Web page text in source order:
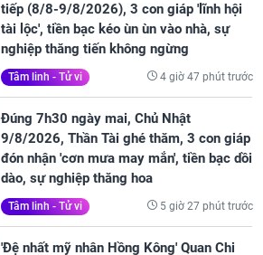
tiếp (8/8-9/8/2026), 3 con giáp 'lĩnh hội
tài lộc', tiền bạc kéo ùn ùn vào nhà, sự
nghiệp thăng tiến không ngừng
Tâm linh - Tử vi 4 giờ 47 phút trước
Đúng 7h30 ngày mai, Chủ Nhật
9/8/2026, Thần Tài ghé thăm, 3 con giáp
đón nhận 'cơn mưa may mắn', tiền bạc dồi
dào, sự nghiệp thăng hoa
Tâm linh - Tử vi 5 giờ 27 phút trước
'Đệ nhất mỹ nhân Hồng Kông' Quan Chi